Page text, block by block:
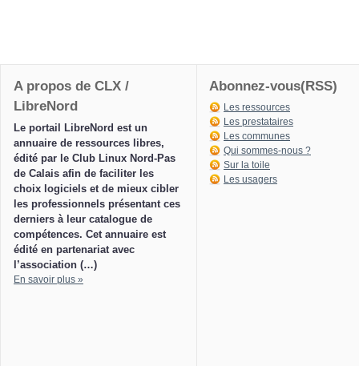
A propos de CLX /
LibreNord
Le portail LibreNord est un
annuaire de ressources libres,
édité par le Club Linux Nord-Pas
de Calais afin de faciliter les
choix logiciels et de mieux cibler
les professionnels présentant ces
derniers à leur catalogue de
compétences. Cet annuaire est
édité en partenariat avec
l’association (…)
En savoir plus »
Abonnez-vous(RSS)
Les ressources
Les prestataires
Les communes
Qui sommes-nous ?
Sur la toile
Les usagers